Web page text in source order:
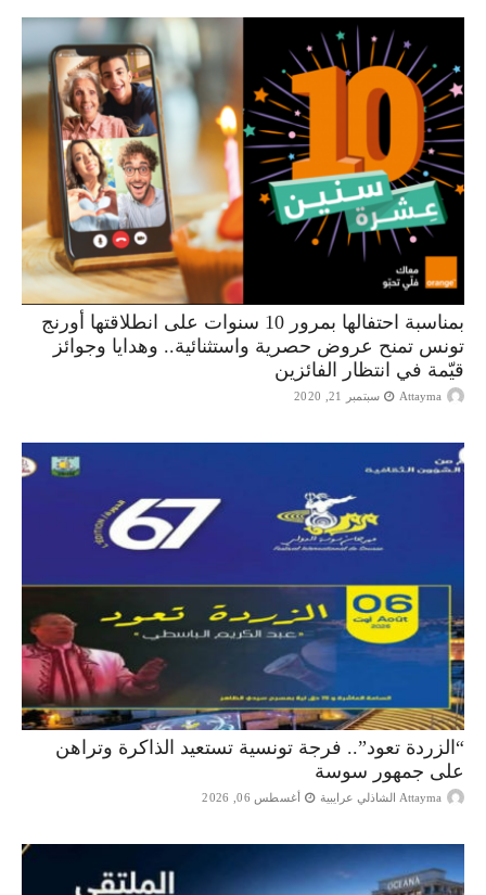
بمناسبة احتفالها بمرور 10 سنوات على انطلاقتها أورنج
تونس تمنح عروض حصرية واستثنائية.. وهدايا وجوائز
قيّمة في انتظار الفائزين
Attayma سبتمبر 21, 2020
“الزردة تعود”.. فرجة تونسية تستعيد الذاكرة وتراهن
على جمهور سوسة
Attayma الشاذلي عرايبية أغسطس 06, 2026